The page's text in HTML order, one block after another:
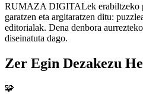
RUMAZA DIGITALek erabiltzeko
garatzen eta argitaratzen ditu:
editorialak. Dena denbora
diseinatuta dago.
Zer Egin Dezakezu
🧩